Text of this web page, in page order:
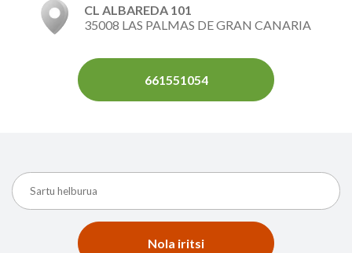
CL ALBAREDA 101
35008 LAS PALMAS DE GRAN CANARIA
661551054
Nola iritsi